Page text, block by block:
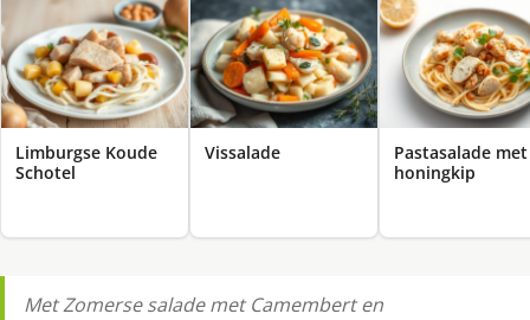
Limburgse Koude
Schotel
Vissalade
Pastasalade met
honingkip
Met Zomerse salade met Camembert en